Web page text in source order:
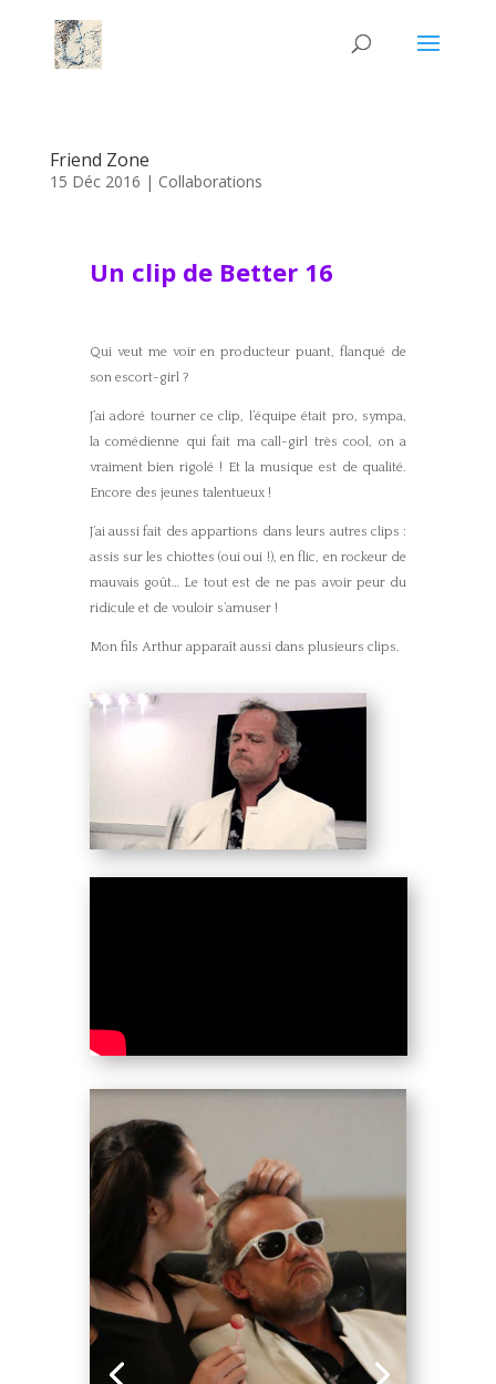
Friend Zone
15 Déc 2016 | Collaborations
Un clip de Better 16
Qui veut me voir en producteur puant, flanqué de
son escort-girl ?
J’ai adoré tourner ce clip, l’équipe était pro, sympa,
la comédienne qui fait ma call-girl très cool, on a
vraiment bien rigolé ! Et la musique est de qualité.
Encore des jeunes talentueux !
J’ai aussi fait des appartions dans leurs autres clips :
assis sur les chiottes (oui oui !), en flic, en rockeur de
mauvais goût… Le tout est de ne pas avoir peur du
ridicule et de vouloir s’amuser !
Mon fils Arthur apparaît aussi dans plusieurs clips.